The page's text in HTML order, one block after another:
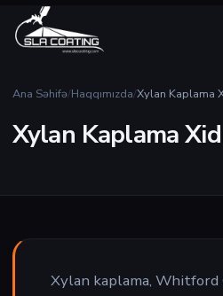
Ana Səhifə/Haqqımızda/Xylan Kaplama
Xylan Kaplama
Xylan kaplama,